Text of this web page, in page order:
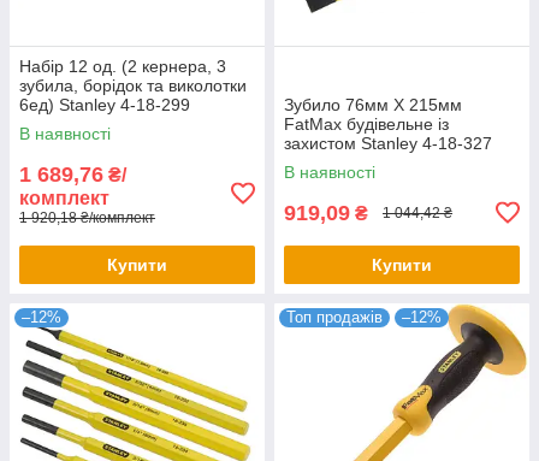
Набір 12 од. (2 кернера, 3
зубила, борідок та виколотки
6ед) Stanley 4-18-299
В наявності
1 689,76 ₴/
комплект
1 920,18 ₴/комплект
Купити
Зубило 76мм X 215мм
FatMax будівельне із
захистом Stanley 4-18-327
В наявності
919,09 ₴ 1 044,42 ₴
Купити
–12% Топ продажів –12%